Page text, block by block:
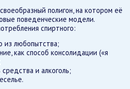
полигон, на котором её
поведенческие модели.
спиртного:
из любопытства;
как способ консолидации («я
и алкоголь;